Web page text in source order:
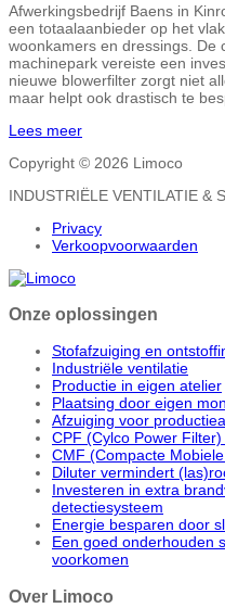
Afwerkingsbedrijf Baens in
een totaalaanbieder op het
woonkamers en dressings. De
machinepark vereiste een
nieuwe blowerfilter zorgt niet
maar helpt ook drastisch te
Lees meer
Copyright © 2026 Limoco
INDUSTRIËLE VENTILATIE &
Privacy
Verkoopvoorwaarden
Onze oplossingen
Stofafzuiging en
Industriële ventilatie
Productie in eigen atelier
Plaatsing door eigen
Afzuiging voor
CPF (Cylco Power
CMF (Compacte
Diluter vermindert
Investeren in extra
detectiesysteem
Energie besparen door
Een goed onderhouden
voorkomen
Over Limoco